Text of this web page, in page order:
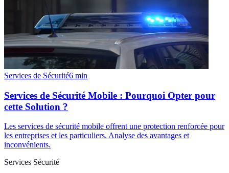
Services de Sécurité6 min
Services de Sécurité Mobile : Pourquoi Opter pour
cette Solution ?
Les services de sécurité mobile offrent une protection renforcée pour
les entreprises et les particuliers. Analyse des avantages et
inconvénients.
Services Sécurité